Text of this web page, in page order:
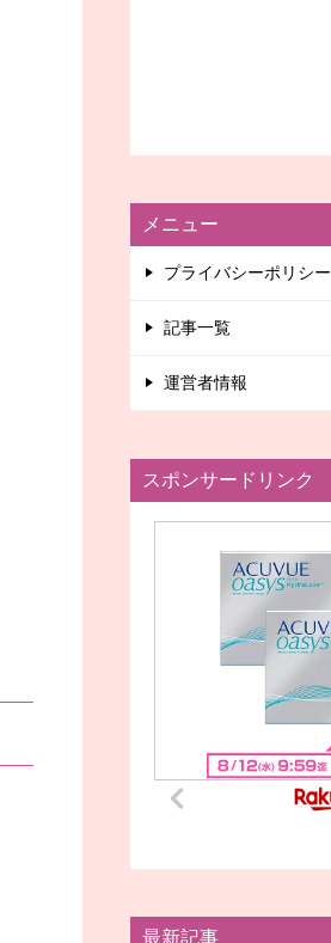
メニュー
プライバシーポリシー
記事一覧
運営者情報
スポンサードリンク
最新記事